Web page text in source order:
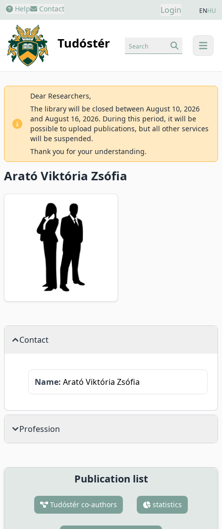
Help Contact Login ENHU
Tudóstér menu
Search
Dear Researchers,
The library will be closed between August 10, 2026
and August 16, 2026. During this period, it will be
possible to upload publications, but all other services
will be suspended.
Thank you for your understanding.
Arató Viktória Zsófia
Contact
Name: Arató Viktória Zsófia
Profession
Publication list
Tudóstér co-authors statistics